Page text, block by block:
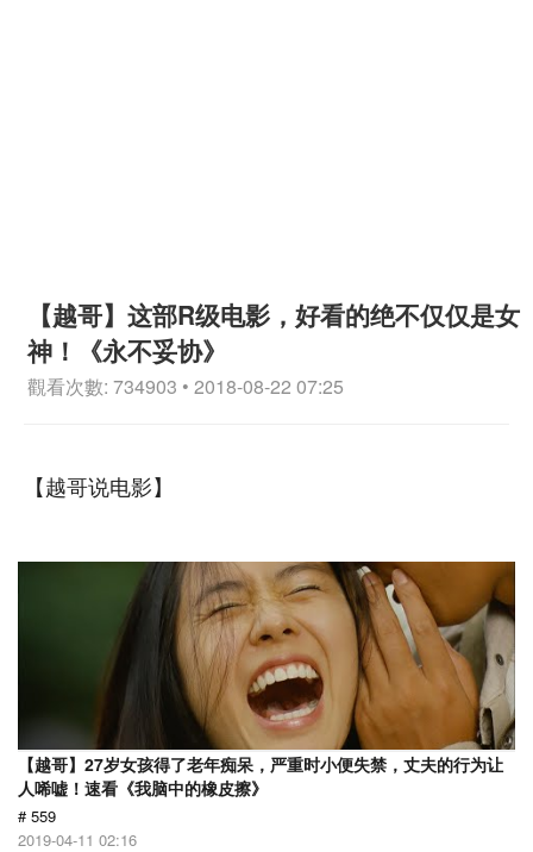
【越哥】这部R级电影，好看的绝不仅仅是女
神！《永不妥协》
觀看次數: 734903 • 2018-08-22 07:25
【越哥说电影】
【越哥】27岁女孩得了老年痴呆，严重时小便失禁，丈夫的行为让
人唏嘘！速看《我脑中的橡皮擦》
# 559
2019-04-11 02:16